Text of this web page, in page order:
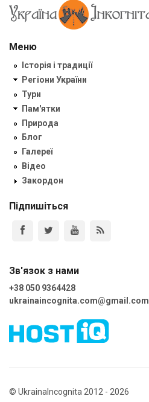
Меню
Історія і традиції
Регіони України
Тури
Пам'ятки
Природа
Блог
Галереї
Відео
Закордон
Підпишіться
Зв'язок з нами
+38 050 9364428
ukrainaincognita.com@gmail.com
© UkrainaIncognita 2012 - 2026